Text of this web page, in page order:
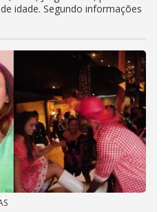
idade. Segundo informações